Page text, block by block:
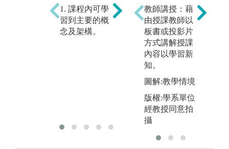
1. 課程內可學
習到主要的概
念及架構。
2. 課程後，需
立即將學到的
內容重新整
理；之後做大
量的練習（思
考解答習
教師講授：藉
由授課教師以
板書或投影片
方式講解授課
內容以學習新
知。
圖解:教學情境
版權:學系單位
經教授同意拍
攝